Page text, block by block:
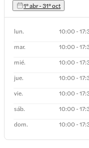
1º abr - 31º oct
lun.
10:00 -
mar.
10:00 -
mié.
10:00 -
jue.
10:00 -
vie.
10:00 -
sáb.
10:00 -
dom.
10:00 -